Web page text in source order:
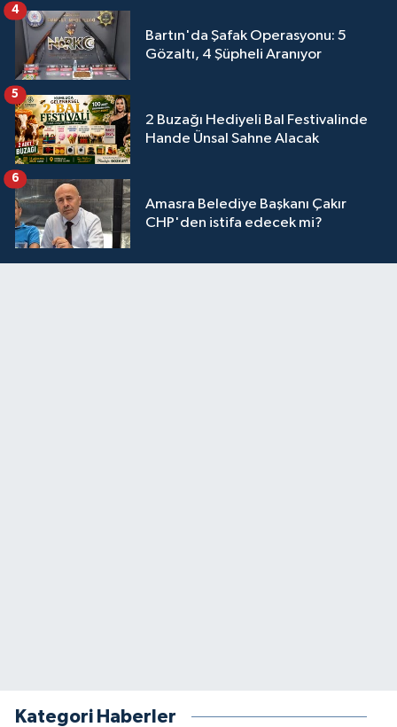
Bartın'da Şafak Operasyonu: 5
Gözaltı, 4 Şüpheli Aranıyor
4
2 Buzağı Hediyeli Bal Festivalinde
Hande Ünsal Sahne Alacak
5
Amasra Belediye Başkanı Çakır
CHP'den istifa edecek mi?
6
Kategori Haberler